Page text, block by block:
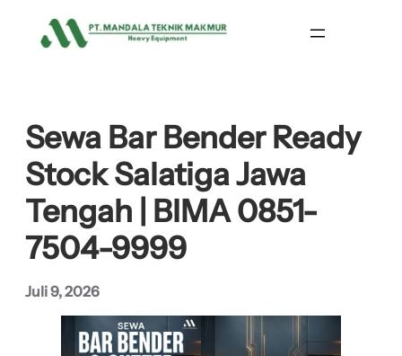
Sewa Bar Bender Ready
Stock Salatiga Jawa
Tengah | BIMA 0851-
7504-9999
Juli 9, 2026